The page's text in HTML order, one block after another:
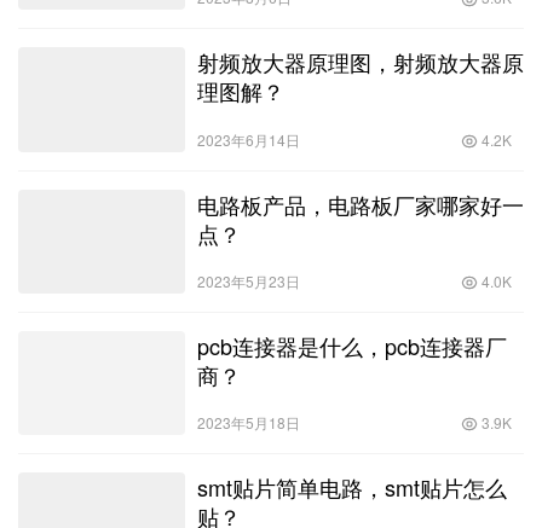
射频放大器原理图，射频放大器原
理图解？
2023年6月14日 4.2K
电路板产品，电路板厂家哪家好一
点？
2023年5月23日 4.0K
pcb连接器是什么，pcb连接器厂
商？
2023年5月18日 3.9K
smt贴片简单电路，smt贴片怎么
贴？